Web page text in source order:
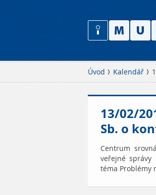
Úvod Kalendář
13/02/
Sb. o
Centrum
veřejné
téma Problémy